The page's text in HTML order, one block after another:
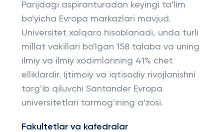
Parijdagi aspiranturadan keyingi ta'lim
bo'yicha Evropa markazlari mavjud.
Universitet xalqaro hisoblanadi, unda turli
millat vakillari bo'lgan 158 talaba va uning
ilmiy va ilmiy xodimlarining 41% chet
elliklardir. Ijtimoiy va iqtisodiy rivojlanishni
targ'ib qiluvchi Santander Evropa
universitetlari tarmog'ining a'zosi.
Fakultetlar va kafedralar